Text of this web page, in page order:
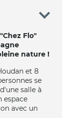
Flo"
nature !
et 8
se
salle à
espace
avec un